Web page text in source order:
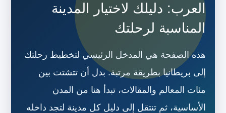
العرب: دليلك لاختيار المدينة
المناسبة لرحلتك
هذه الصفحة هي المدخل الرئيسي لتخطيط رحلتك
إلى بريطانيا بطريقة مرتبة. بدل أن تتشتت بين
مئات المعالم والمقالات، تبدأ هنا من المدن
الأساسية، ثم تنتقل إلى دليل كل مدينة لتجد داخله